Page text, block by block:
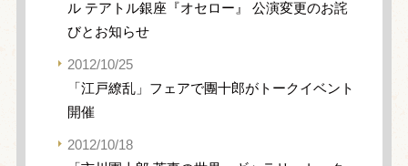
ル テアトル銀座『オセロー』 公演変更のお詫
びとお知らせ
2012/10/25
「江戸繚乱」フェアで團十郎がトークイベント
開催
2012/10/18